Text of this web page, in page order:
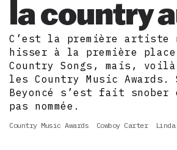
la country
C’est la première artiste
hisser à la première place
Country Songs, mais,
les Country Music
Beyoncé s’est fait snober
pas nommée.
Country Music Awards Cowboy Carter